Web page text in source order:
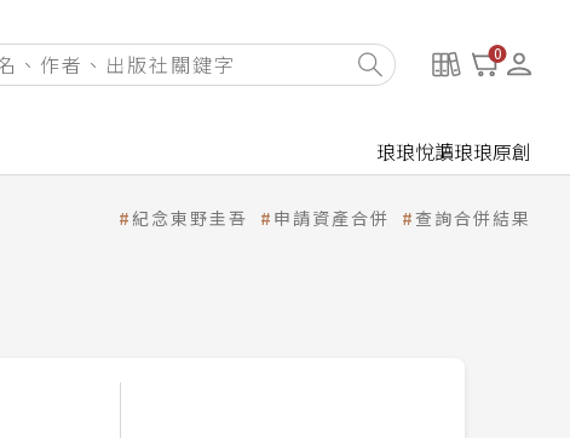
0
琅琅悅讀琅琅原創
紀念東野圭吾 申請資產合併 查詢合併結果